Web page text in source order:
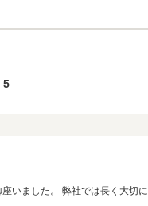
5
ました。 弊社では長く大切